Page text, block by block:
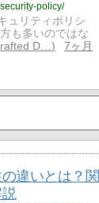
policy/
ュリティポリシ
も多いのではな
D…
7ヶ月
違いとは？関